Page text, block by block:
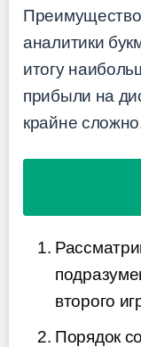
Преимущество
аналитики
итогу
прибыли на
крайне
второго
Порядок